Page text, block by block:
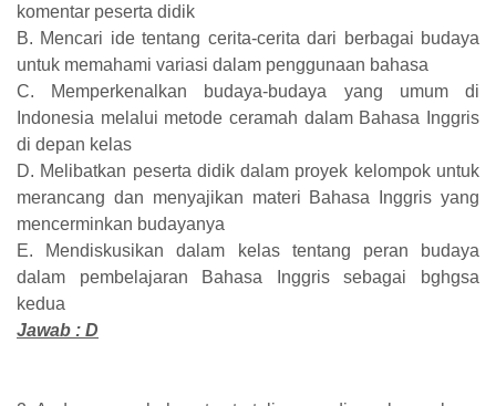
komentar peserta didik
B. Mencari ide tentang cerita-cerita dari berbagai budaya
untuk memahami variasi dalam penggunaan bahasa
C. Memperkenalkan budaya-budaya yang umum di
Indonesia melalui metode ceramah dalam Bahasa Inggris
di depan kelas
D. Melibatkan peserta didik dalam proyek kelompok untuk
merancang dan menyajikan materi Bahasa Inggris yang
mencerminkan budayanya
E. Mendiskusikan dalam kelas tentang peran budaya
dalam pembelajaran Bahasa Inggris sebagai bghgsa
kedua
Jawab : D